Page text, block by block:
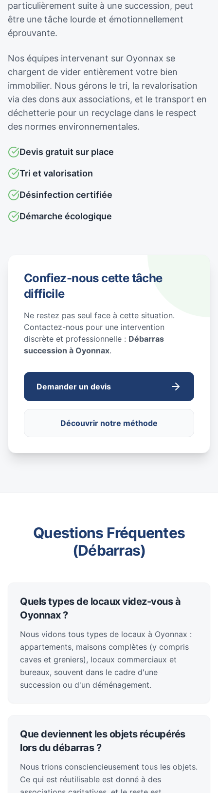
particulièrement suite à une succession, peut
être une tâche lourde et émotionnellement
éprouvante.
Nos équipes intervenant sur Oyonnax se
chargent de vider entièrement votre bien
immobilier. Nous gérons le tri, la revalorisation
via des dons aux associations, et le transport en
déchetterie pour un recyclage dans le respect
des normes environnementales.
Devis gratuit sur place
Tri et valorisation
Désinfection certifiée
Démarche écologique
Confiez-nous cette tâche
difficile
Ne restez pas seul face à cette situation.
Contactez-nous pour une intervention
discrète et professionnelle : Débarras
succession à Oyonnax.
Demander un devis
Découvrir notre méthode
Questions Fréquentes
(Débarras)
Quels types de locaux videz-vous à
Oyonnax ?
Nous vidons tous types de locaux à Oyonnax :
appartements, maisons complètes (y compris
caves et greniers), locaux commerciaux et
bureaux, souvent dans le cadre d'une
succession ou d'un déménagement.
Que deviennent les objets récupérés
lors du débarras ?
Nous trions consciencieusement tous les objets.
Ce qui est réutilisable est donné à des